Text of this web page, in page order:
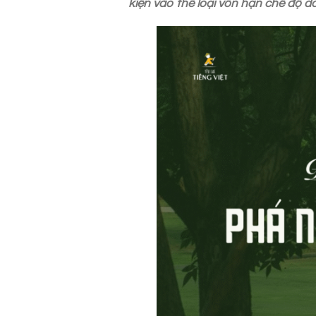
kiện vào thể loại vốn hạn chế độ